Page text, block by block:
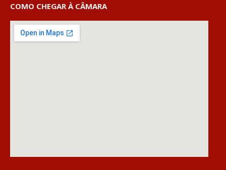
COMO CHEGAR À CÂMARA